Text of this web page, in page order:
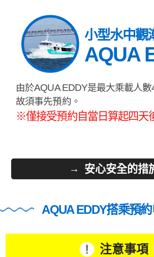
小型水中觀
AQUA
由於AQUA EDDY是最大乘載人數
故須事先預約。
※僅接受預約自當日算起四天
安心安全的措
AQUA EDDY搭乘預
注意事項